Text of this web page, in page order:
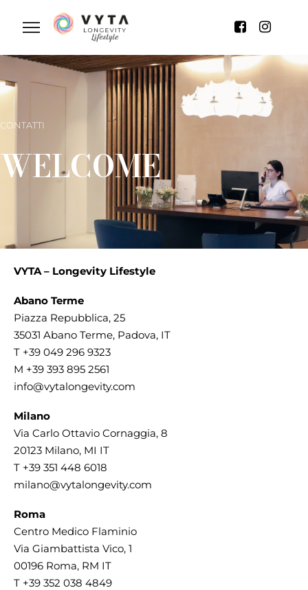
CONTATTI
WELCOME
VYTA – Longevity Lifestyle
Abano Terme
Piazza Repubblica, 25
35031 Abano Terme, Padova, IT
T +39 049 296 9323
M +39 393 895 2561
info@vytalongevity.com
Milano
Via Carlo Ottavio Cornaggia, 8
20123 Milano, MI IT
T +39 351 448 6018
milano@vytalongevity.com
Roma
Centro Medico Flaminio
Via Giambattista Vico, 1
00196 Roma, RM IT
T +39 352 038 4849